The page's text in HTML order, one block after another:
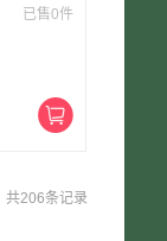
已售0件
共206条记录